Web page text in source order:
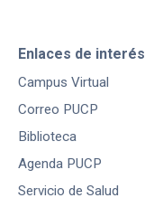
Enlaces de interés
Campus Virtual
Correo PUCP
Biblioteca
Agenda PUCP
Servicio de Salud